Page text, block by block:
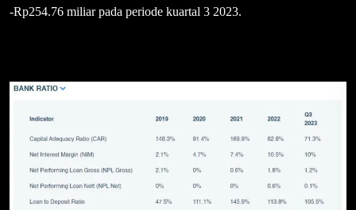
-Rp254.76 miliar pada periode kuartal 3 2023.